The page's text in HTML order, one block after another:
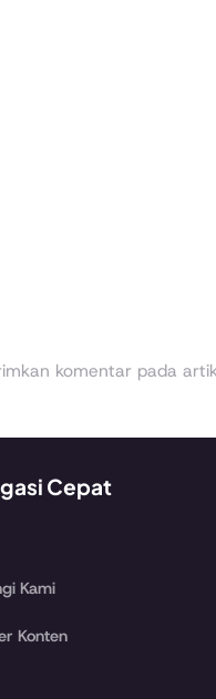
komentar pada
Cepat
Kami
Konten